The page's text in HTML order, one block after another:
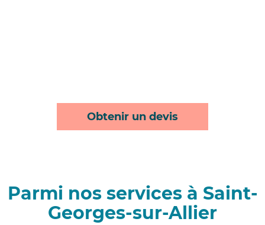
Obtenir un devis
Parmi nos services à Saint-
Georges-sur-Allier